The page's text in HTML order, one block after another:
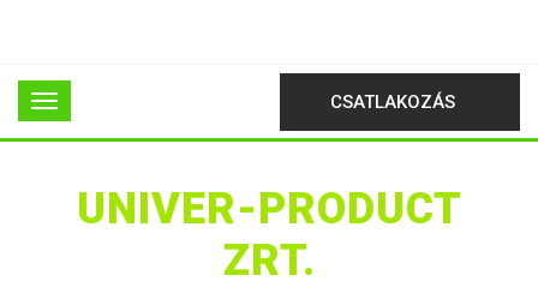
CSATLAKOZÁS
UNIVER-PRODUCT
ZRT.